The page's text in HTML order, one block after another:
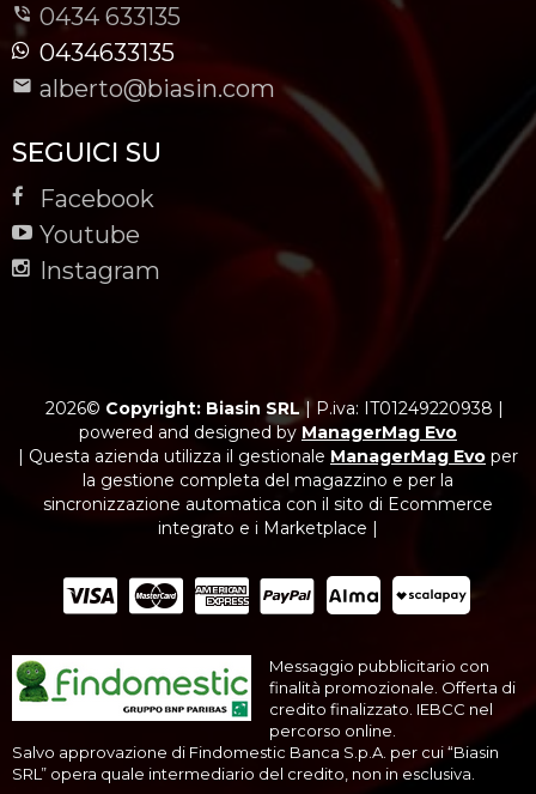
0434 633135
0434633135
alberto@biasin.com
SEGUICI SU
Facebook
Youtube
Instagram
2026© Copyright: Biasin SRL| P.iva: IT01249220938 |
powered and designed by ManagerMag Evo
| Questa azienda utilizza il gestionale ManagerMag Evo per
la gestione completa del magazzino e per la
sincronizzazione automatica con il sito di Ecommerce
integrato e i Marketplace |
Messaggio pubblicitario con
finalità promozionale. Offerta di
credito finalizzato. IEBCC nel
percorso online.
Salvo approvazione di Findomestic Banca S.p.A. per cui “Biasin
SRL” opera quale intermediario del credito, non in esclusiva.